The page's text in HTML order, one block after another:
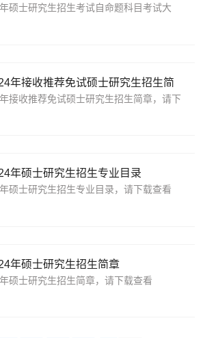
硕士研究生招生考试自命题科目考试大
年接收推荐免试硕士研究生招生简
接收推荐免试硕士研究生招生简章，请下
年硕士研究生招生专业目录
硕士研究生招生专业目录，请下载查看
年硕士研究生招生简章
硕士研究生招生简章，请下载查看